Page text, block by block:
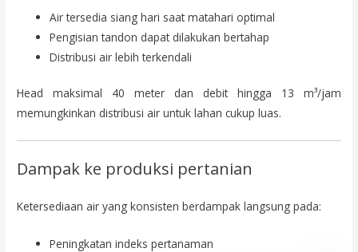
Air tersedia siang hari saat matahari optimal
Pengisian tandon dapat dilakukan bertahap
Distribusi air lebih terkendali
Head maksimal 40 meter dan debit hingga 13 m³/jam
memungkinkan distribusi air untuk lahan cukup luas.
Dampak ke produksi pertanian
Ketersediaan air yang konsisten berdampak langsung pada:
Peningkatan indeks pertanaman